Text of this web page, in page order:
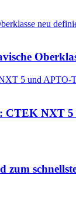
CTEK NXT
zum